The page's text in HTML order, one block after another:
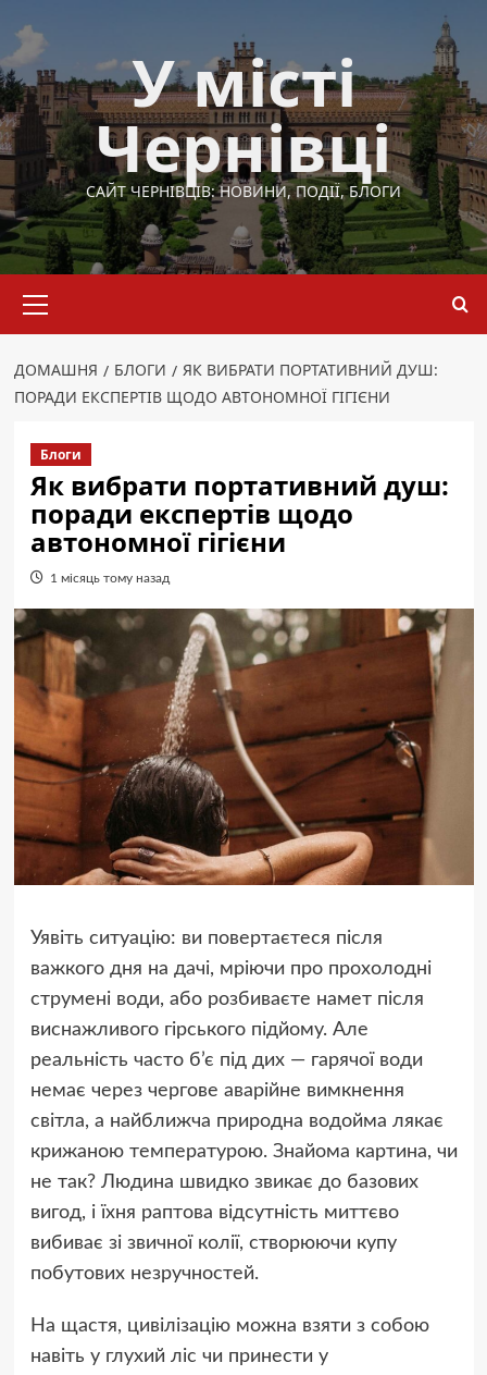
до
вмісту
У місті
Чернівці
САЙТ ЧЕРНІВЦІВ: НОВИНИ, ПОДІЇ, БЛОГИ
меню
ДОМАШНЯ БЛОГИ
ЯК ВИБРАТИ ПОРТАТИВНИЙ ДУШ:
ПОРАДИ ЕКСПЕРТІВ ЩОДО АВТОНОМНОЇ ГІГІЄНИ
Блоги
Як вибрати портативний душ:
поради експертів щодо
автономної гігієни
1 місяць тому назад
Уявіть ситуацію: ви повертаєтеся після
важкого дня на дачі, мріючи про прохолодні
струмені води, або розбиваєте намет після
виснажливого гірського підйому. Але
реальність часто б’є під дих — гарячої води
немає через чергове аварійне вимкнення
світла, а найближча природна водойма лякає
крижаною температурою. Знайома картина, чи
не так? Людина швидко звикає до базових
вигод, і їхня раптова відсутність миттєво
вибиває зі звичної колії, створюючи купу
побутових незручностей.
На щастя, цивілізацію можна взяти з собою
навіть у глухий ліс чи принести у